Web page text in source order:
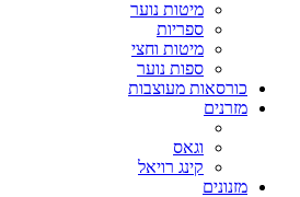
מיטות נוער
ספריות
מיטות וחצי
ספות נוער
כורסאות מעוצבות
מזרנים
וגאס
קינג רויאל
מזנונים